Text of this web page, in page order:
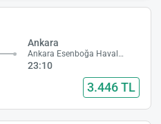
Ankara
Ankara Esenboğa Havalimanı
23:10
3.446 TL